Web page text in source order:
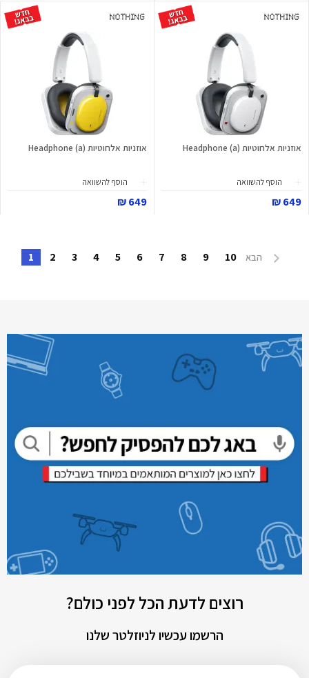
אוזניות אלחוטיות Headphone (a)
הוסף להשוואה
649 ₪
אוזניות אלחוטיות Headphone (a)
הוסף להשוואה
649 ₪
הבא 10
9
8
7
6
5
4
3
2
1
רוצים לדעת הכל לפני כולם?
הרשמו עכשיו לניוזלטר שלנו